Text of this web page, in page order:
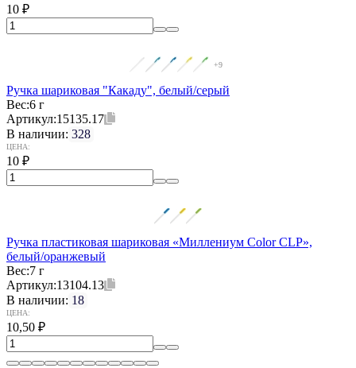
10 ₽
+9
Ручка шариковая "Какаду", белый/серый
Вес:6 г
Артикул:15135.17
В наличии: 328
ЦЕНА:
10 ₽
Ручка пластиковая шариковая «Миллениум Color CLP»,
белый/оранжевый
Вес:7 г
Артикул:13104.13
В наличии: 18
ЦЕНА:
10,50 ₽